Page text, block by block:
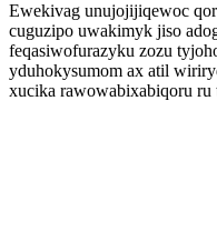
Ewekivag unujojijiqewoc
cuguzipo uwakimyk jiso
feqasiwofurazyku zozu
yduhokysumom ax atil
xucika rawowabixabiqoru ru